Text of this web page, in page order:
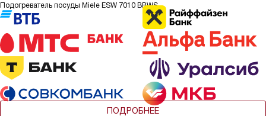
Подогреватель посуды Miele ESW 7010 BRWS
ПОДРОБНЕЕ